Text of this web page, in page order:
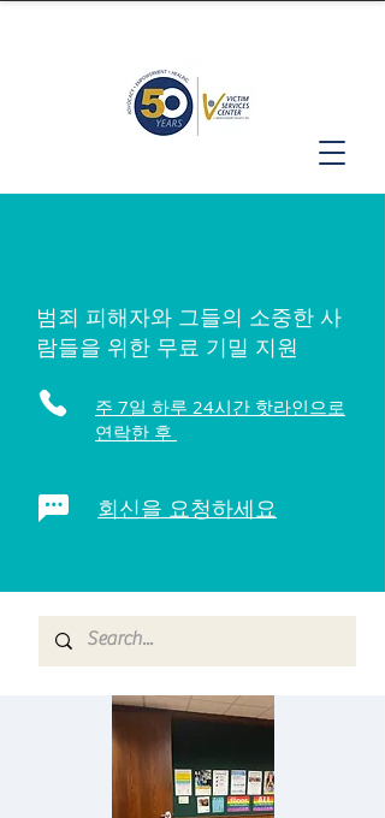
범죄 피해자와 그들의 소중한 사
람들을 위한 무료 기밀 지원
주 7일 하루 24시간 핫라인으로
연락한 후
회신을 요청하세요